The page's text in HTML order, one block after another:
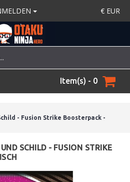
€ EUR
Item(s) - 0
- Fusion Strike Boosterpack -
SCHILD - FUSION STRIKE